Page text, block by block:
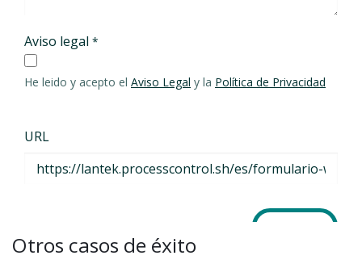
Otros casos de éxito